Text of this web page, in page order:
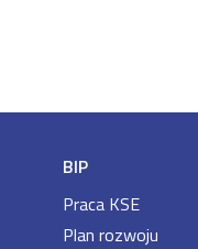
BIP
Praca KSE
Plan rozwoju